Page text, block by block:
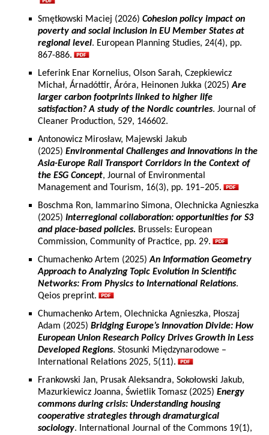
Smętkowski Maciej (2026) Cohesion policy impact on
poverty and social inclusion in EU Member States at
regional level. European Planning Studies, 24(4), pp.
867-886.
Leferink Enar Kornelius, Olson Sarah, Czepkiewicz
Michał, Árnadóttir, Áróra, Heinonen Jukka (2025)Are
larger carbon footprints linked to higher life
satisfaction? A study of the Nordic countries. Journal of
Cleaner Production, 529, 146602.
Antonowicz Mirosław, Majewski Jakub
(2025) Environmental Challenges and Innovations in the
Asia-Europe Rail Transport Corridors in the Context of
the ESG Concept, Journal of Environmental
Management and Tourism, 16(3), pp. 191–205.
Boschma Ron, Iammarino Simona, Olechnicka Agnieszka
(2025) Interregional collaboration: opportunities for S3
and place-based policies. Brussels: European
Commission, Community of Practice, pp. 29.
Chumachenko Artem (2025)An Information Geometry
Approach to Analyzing Topic Evolution in Scientific
Networks: From Physics to International Relations.
Qeios preprint.
Chumachenko Artem, Olechnicka Agnieszka, Płoszaj
Adam (2025) Bridging Europe’s Innovation Divide: How
European Union Research Policy Drives Growth in Less
Developed Regions. Stosunki Międzynarodowe –
International Relations 2025, 5(11).
Frankowski Jan, Prusak Aleksandra, Sokołowski Jakub,
Mazurkiewicz Joanna, Świetlik Tomasz (2025) Energy
commons during crisis: Understanding housing
cooperative strategies through dramaturgical
sociology. International Journal of the Commons 19(1),